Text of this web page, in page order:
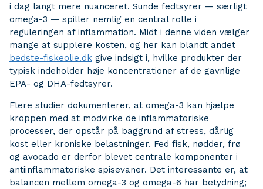
i dag langt mere nuanceret. Sunde fedtsyrer — særligt
omega-3 — spiller nemlig en central rolle i
reguleringen af inflammation. Midt i denne viden vælger
mange at supplere kosten, og her kan blandt andet
bedste-fiskeolie.dk give indsigt i, hvilke produkter der
typisk indeholder høje koncentrationer af de gavnlige
EPA- og DHA-fedtsyrer.
Flere studier dokumenterer, at omega-3 kan hjælpe
kroppen med at modvirke de inflammatoriske
processer, der opstår på baggrund af stress, dårlig
kost eller kroniske belastninger. Fed fisk, nødder, frø
og avocado er derfor blevet centrale komponenter i
antiinflammatoriske spisevaner. Det interessante er, at
balancen mellem omega-3 og omega-6 har betydning;